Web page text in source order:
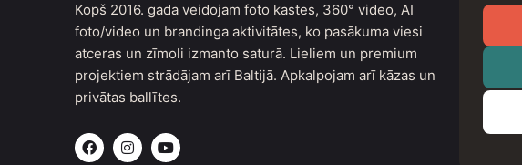
Kopš 2016. gada veidojam foto kastes, 360° video, AI
foto/video un brandinga aktivitātes, ko pasākuma viesi
atceras un zīmoli izmanto saturā. Lieliem un premium
projektiem strādājam arī Baltijā. Apkalpojam arī kāzas un
privātas ballītes.
F
a
I
n
Y
o